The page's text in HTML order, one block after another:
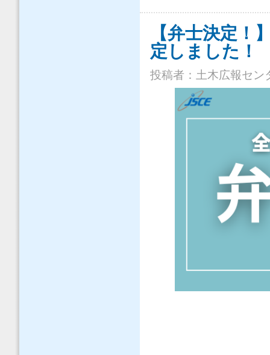
【弁士決定！
定しました！
投稿者： 土木広報セン